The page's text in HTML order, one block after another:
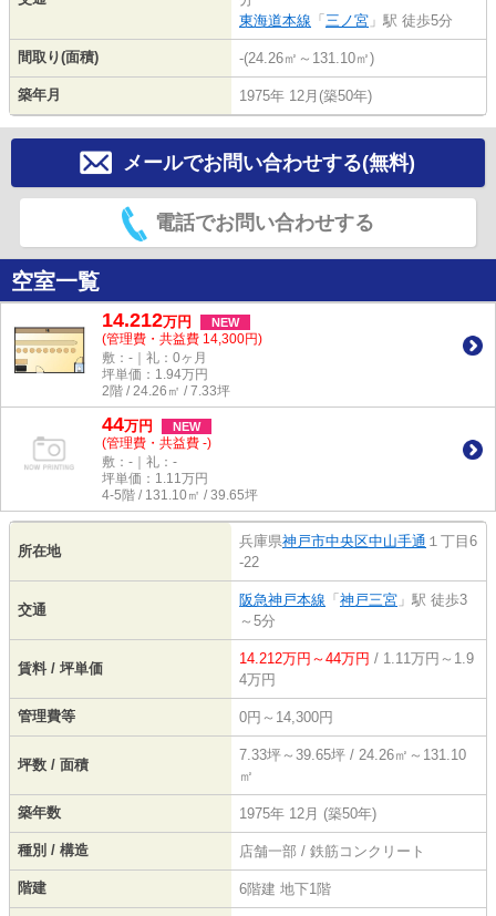
東海道本線 「 三ノ宮 」駅 徒歩5分
間取り(面積) -(24.26㎡～131.10㎡)
築年月 1975年 12月(築50年)
メールでお問い合わせする(無料)
電話でお問い合わせする
空室一覧
14.212万円 NEW
(管理費・共益費 14,300円)
敷：-｜礼：0ヶ月
坪単価： 1.94万円
2階 / 24.26㎡ / 7.33坪
44万円 NEW
(管理費・共益費 -)
敷：-｜礼：-
坪単価： 1.11万円
4-5階 / 131.10㎡ / 39.65坪
所在地
兵庫県神戸市中央区中山手通 １丁目6
-22
交通
阪急神戸本線 「 神戸三宮 」駅 徒歩3
～5分
賃料 / 坪単価
14.212万円～44万円 / 1.11万円～1.9
4万円
管理費等 0円～14,300円
坪数 / 面積
7.33坪～39.65坪 / 24.26㎡～131.10
㎡
築年数 1975年 12月 (築50年)
種別 / 構造 店舗一部 / 鉄筋コンクリート
階建 6階建 地下1階